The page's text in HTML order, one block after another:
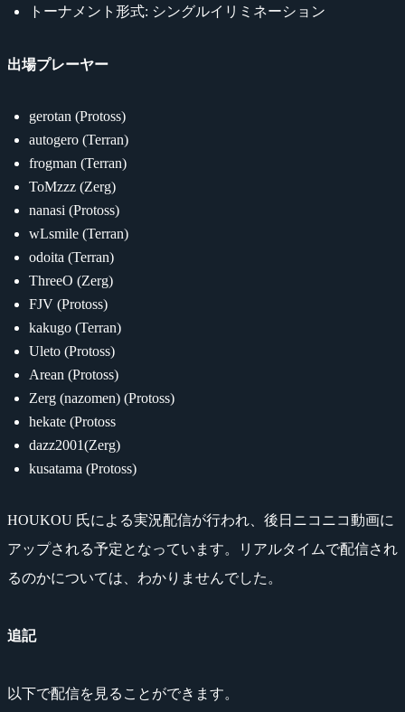
トーナメント形式: シングルイリミネーション
出場プレーヤー
gerotan (Protoss)
autogero (Terran)
frogman (Terran)
ToMzzz (Zerg)
nanasi (Protoss)
wLsmile (Terran)
odoita (Terran)
ThreeO (Zerg)
FJV (Protoss)
kakugo (Terran)
Uleto (Protoss)
Arean (Protoss)
Zerg (nazomen) (Protoss)
hekate (Protoss
dazz2001(Zerg)
kusatama (Protoss)
HOUKOU 氏による実況配信が行われ、後日ニコニコ動画に
アップされる予定となっています。リアルタイムで配信され
るのかについては、わかりませんでした。
追記
以下で配信を見ることができます。